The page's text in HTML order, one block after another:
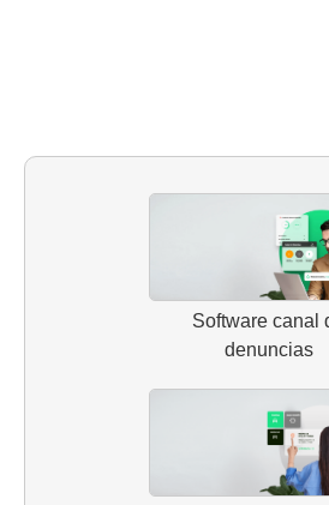
Software canal
denuncias